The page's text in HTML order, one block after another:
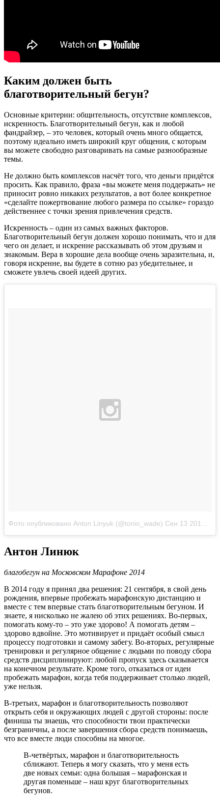
Каким должен быть
благотворительный бегун?
Основные критерии: общительность, отсутствие комплексов,
искренность. Благотворительный бегун, как и любой
фандрайзер, – это человек, который очень много общается,
поэтому идеально иметь широкий круг общения, с которым
вы можете свободно разговаривать на самые разнообразные
темы.
Не должно быть комплексов насчёт того, что деньги придётся
просить. Как правило, фраза «вы можете меня поддержать» не
приносит ровно никаких результатов, а вот более конкретное
«сделайте пожертвование любого размера по ссылке» гораздо
действеннее с точки зрения привлечения средств.
Искренность – один из самых важных факторов.
Благотворительный бегун должен хорошо понимать, что и для
чего он делает, и искренне рассказывать об этом друзьям и
знакомым. Вера в хорошие дела вообще очень заразительна, и,
говоря искренне, вы будете в сотню раз убедительнее, и
сможете увлечь своей идеей других.
Фото опубликовано Anton Linyuk (@tonio_wade) Сен 13 2014 в 8:28 PDT
Антон Линюк
благобегун на Московском Марафоне 2014
В 2014 году я принял два решения: 21 сентября, в свой день
рождения, впервые пробежать марафонскую дистанцию и
вместе с тем впервые стать благотворительным бегуном. И
знаете, я нисколько не жалею об этих решениях. Во-первых,
помогать кому-то – это уже здорово! А помогать детям –
здорово вдвойне. Это мотивирует и придаёт особый смысл
процессу подготовки и самому забегу. Во-вторых, регулярные
тренировки и регулярное общение с людьми по поводу сбора
средств дисциплинируют: любой пропуск здесь сказывается
на конечном результате. Кроме того, отказаться от идеи
пробежать марафон, когда тебя поддерживает столько людей,
уже нельзя.
В-третьих, марафон и благотворительность позволяют
открыть себя и окружающих людей с другой стороны: после
финиша ты знаешь, что способности твои практически
безграничны, а после завершения сбора средств понимаешь,
что все вместе люди способны на многое.
В-четвёртых, марафон и благотворительность
сближают. Теперь я могу сказать, что у меня есть
две новых семьи: одна большая – марафонская и
другая поменьше – наш круг благотворительных
бегунов.